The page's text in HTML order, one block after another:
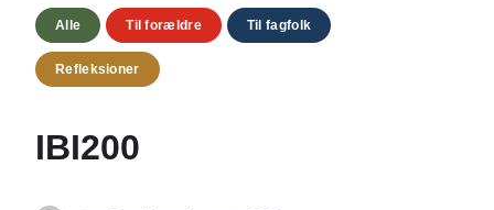
Alle Til forældre Til fagfolk
Refleksioner
IBI200